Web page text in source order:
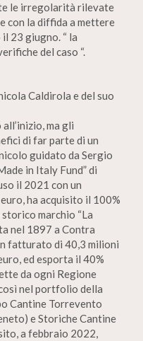
le irregolarità rilevate
con la diffida a mettere
23 giugno. “ la
del caso “.
Caldirola e del suo
ma gli
di far parte di un
guidato da Sergio
in Italy Fund” di
il 2021 con un
ha acquisito il 100%
marchio “La
nel 1897 a Contra
fatturato di 40,3 milioni
ed esporta il 40%
da ogni Regione
nel portfolio della
Cantine Torrevento
e Storiche Cantine
a febbraio 2022,